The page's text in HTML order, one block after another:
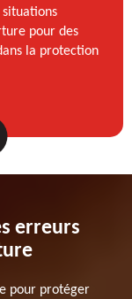
pour des
la protection
erreurs
pour protéger